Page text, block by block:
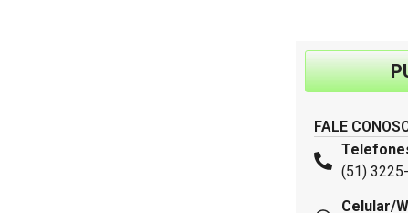
FALE
(51)
Celular/